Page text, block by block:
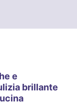
e
brillante